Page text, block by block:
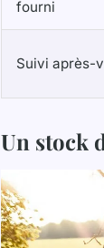
fourni
Suivi après-
Un stock